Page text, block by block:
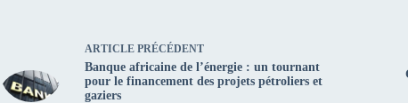
ARTICLE PRÉCÉDENT
Banque africaine de l’énergie : un tournant
pour le financement des projets pétroliers et
gaziers